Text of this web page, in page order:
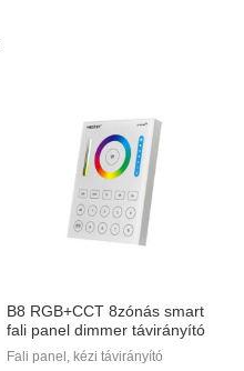
B8 RGB+CCT 8zónás smart
fali panel dimmer távirányító
Fali panel, kézi távirányító